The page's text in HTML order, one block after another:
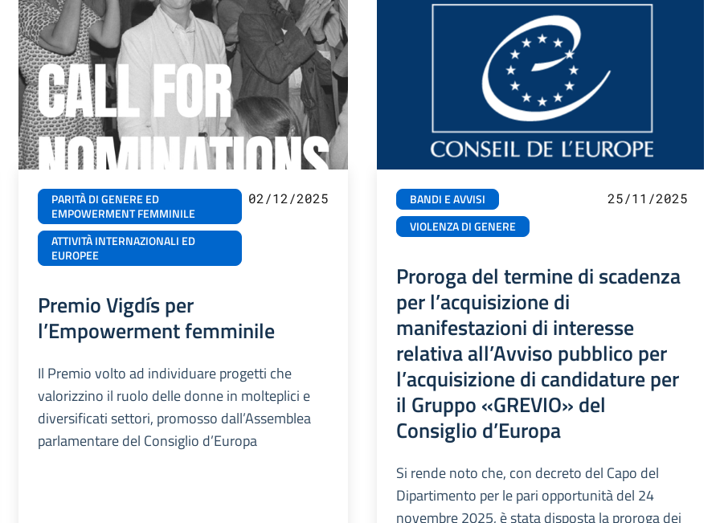
PARITÀ DI GENERE ED
EMPOWERMENT FEMMINILE
ATTIVITÀ INTERNAZIONALI ED
EUROPEE
02/12/2025
Premio Vigdís per
l’Empowerment femminile
Il Premio volto ad individuare progetti che
valorizzino il ruolo delle donne in molteplici e
diversificati settori, promosso dall’Assemblea
parlamentare del Consiglio d’Europa
BANDI E AVVISI
VIOLENZA DI GENERE
25/11/2025
Proroga del termine di scadenza
per l’acquisizione di
manifestazioni di interesse
relativa all’Avviso pubblico per
l’acquisizione di candidature per
il Gruppo «GREVIO» del
Consiglio d’Europa
Si rende noto che, con decreto del Capo del
Dipartimento per le pari opportunità del 24
novembre 2025, è stata disposta la proroga dei